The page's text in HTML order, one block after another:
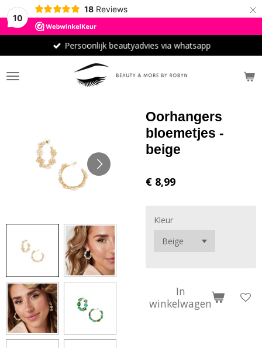
10
18 Reviews ×
Persoonlijk beautyadvies via whatsapp
Oorhangers
bloemetjes -
beige
€ 8,99
Kleur
In
winkelwagen